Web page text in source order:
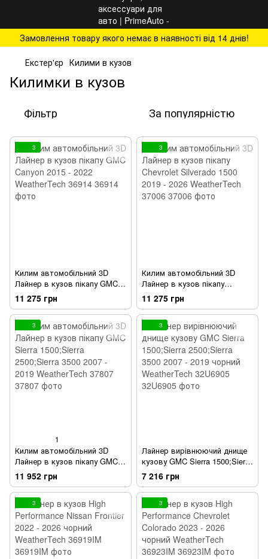
Замовлення товару якого немає в наявності від 14 днів!
Екстер'єр Килими в кузов
Килимки в кузов
Фільтр За популярністю
3
Килим автомобільний 3D
Лайнер в кузов пікапу GMC
Canyon 2015 - 2022
WeatherTech 36914
11 275 грн
3
Килим автомобільний 3D
Лайнер в кузов пікапу
Chevrolet Silverado 1500 2019 -
2026 WeatherTech 37006
11 275 грн
3
1
Килим автомобільний 3D
Лайнер в кузов пікапу GMC
Sierra 1500;Sierra 2500;Sierra
3500 2007 - 2019 WeatherTech
37807
11 952 грн
3
Лайнер вирівнюючий днище
кузову GMC Sierra 1500;Sierra
2500;Sierra 3500 2007 - 2019
чорний WeatherTech 32U6905
7 216 грн
3 3